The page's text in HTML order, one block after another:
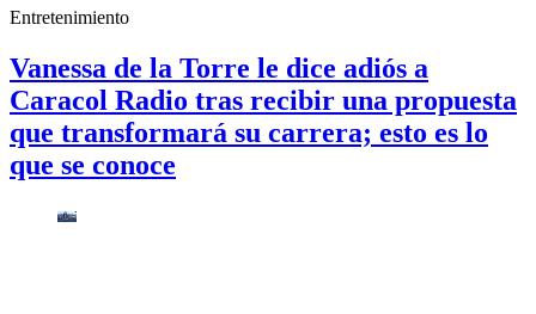
Entretenimiento
Vanessa de la Torre le dice adiós a
Caracol Radio tras recibir una propuesta
que transformará su carrera; esto es lo
que se conoce